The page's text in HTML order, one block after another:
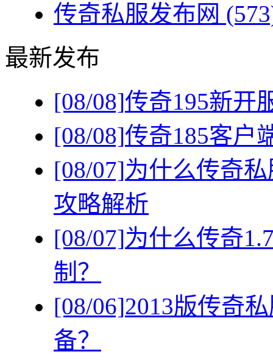
传奇私服发布网
最新发布
[08/08]传奇195新开
[08/08]传奇185客户
[08/07]为什么传奇
攻略解析
[08/07]为什么传奇
制？
[08/06]2013版传奇
备？